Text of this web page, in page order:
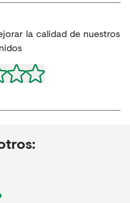
la calidad de nuestros